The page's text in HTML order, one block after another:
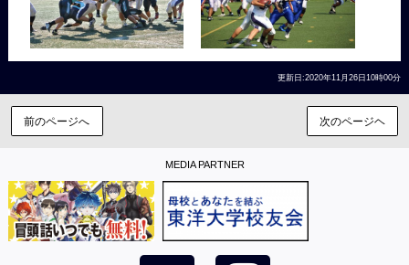
更新日:2020年11月26日10時00分
前のページへ 次のページヘ
MEDIA PARTNER